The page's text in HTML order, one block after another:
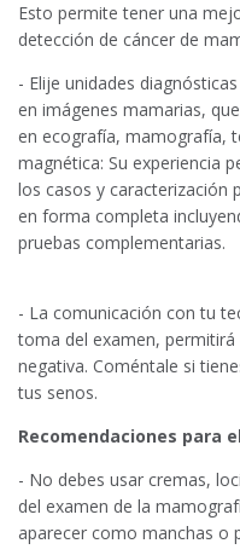
Esto permite tener una
detección de cáncer de
- Elije unidades
en imágenes mamarias,
en ecografía, mamografía,
magnética: Su experiencia
los casos y caracterización
en forma completa
pruebas complementarias.
- La comunicación con tu
toma del examen, permitirá
negativa. Coméntale si
tus senos.
Recomendaciones para
- No debes usar cremas,
del examen de la
aparecer como manchas o